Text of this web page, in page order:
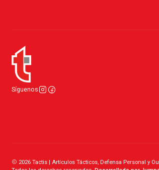
Síguenos
2026 Tactis | Artículos Tácticos, Defensa Personal y